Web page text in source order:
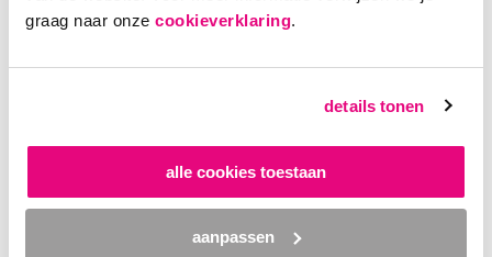
graag naar onze cookieverklaring.
details tonen
alle cookies toestaan
aanpassen
Application error: a client-side exception has occurred (see the